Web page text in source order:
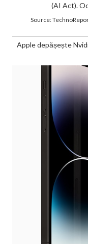
(AI Act).
Source:
Apple depășește